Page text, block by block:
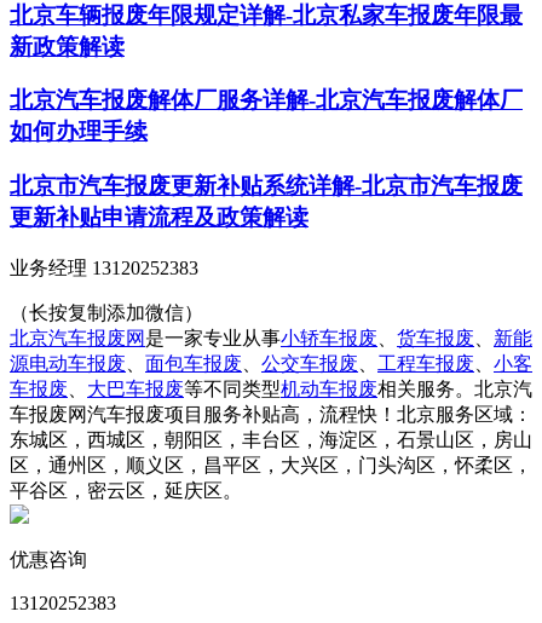
北京车辆报废年限规定详解-北京私家车报废年限最
新政策解读
北京汽车报废解体厂服务详解-北京汽车报废解体厂
如何办理手续
北京市汽车报废更新补贴系统详解-北京市汽车报废
更新补贴申请流程及政策解读
业务经理 13120252383
（长按复制添加微信）
北京汽车报废网 是一家专业从事小轿车报废 货车报废
新能
源电动车报废
面包车报废 公交车报废 工程车报废
小客
车报废
大巴车报废等不同类型机动车报废相关服务。北京汽
车报废网汽车报废项目服务补贴高，流程快！北京服务区域：
东城区，西城区，朝阳区，丰台区，海淀区，石景山区，房山
区，通州区，顺义区，昌平区，大兴区，门头沟区，怀柔区，
平谷区，密云区，延庆区。
优惠咨询
13120252383